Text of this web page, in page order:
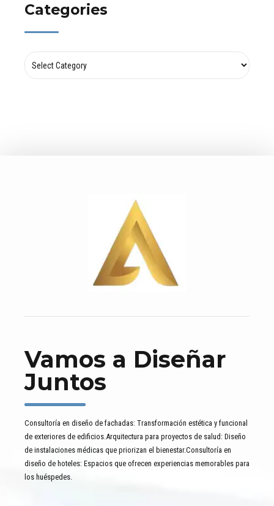
Categories
Vamos a Diseñar
Juntos
Consultoría en diseño de fachadas: Transformación estética y funcional
de exteriores de edificios.Arquitectura para proyectos de salud: Diseño
de instalaciones médicas que priorizan el bienestar.Consultoría en
diseño de hoteles: Espacios que ofrecen experiencias memorables para
los huéspedes.